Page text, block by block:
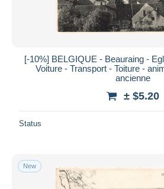
[-10%] BELGIQUE - Beauraing -
Voiture - Transport - Toiture -
ancienne
± $5.20
Status
New